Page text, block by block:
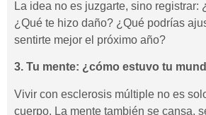
La idea no es juzgarte, sino registrar:
¿Qué te hizo daño? ¿Qué podrías
sentirte mejor el próximo año?
3. Tu mente: ¿cómo estuvo tu
Vivir con esclerosis múltiple no es
cuerpo. La mente también se cansa,